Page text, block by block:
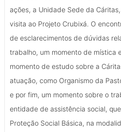
ações, a Unidade Sede da
visita ao Projeto Crubixá. O
de esclarecimentos de dúvidas
trabalho, um momento de mística
momento de estudo sobre a
atuação, como Organismo da
e por fim, um momento sobre o
entidade de assistência social,
Proteção Social Básica, na